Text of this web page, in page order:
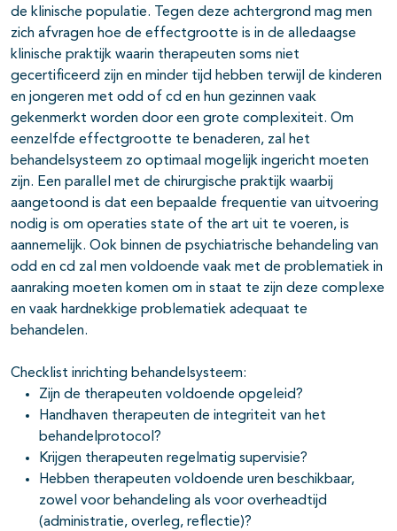
de klinische populatie. Tegen deze achtergrond mag men
zich afvragen hoe de effectgrootte is in de alledaagse
klinische praktijk waarin therapeuten soms niet
gecertificeerd zijn en minder tijd hebben terwijl de kinderen
en jongeren met odd of cd en hun gezinnen vaak
gekenmerkt worden door een grote complexiteit. Om
eenzelfde effectgrootte te benaderen, zal het
behandelsysteem zo optimaal mogelijk ingericht moeten
zijn. Een parallel met de chirurgische praktijk waarbij
aangetoond is dat een bepaalde frequentie van uitvoering
nodig is om operaties state of the art uit te voeren, is
aannemelijk. Ook binnen de psychiatrische behandeling van
odd en cd zal men voldoende vaak met de problematiek in
aanraking moeten komen om in staat te zijn deze complexe
en vaak hardnekkige problematiek adequaat te
behandelen.
Checklist inrichting behandelsysteem:
Zijn de therapeuten voldoende opgeleid?
Handhaven therapeuten de integriteit van het
behandelprotocol?
Krijgen therapeuten regelmatig supervisie?
Hebben therapeuten voldoende uren beschikbaar,
zowel voor behandeling als voor overheadtijd
(administratie, overleg, reflectie)?